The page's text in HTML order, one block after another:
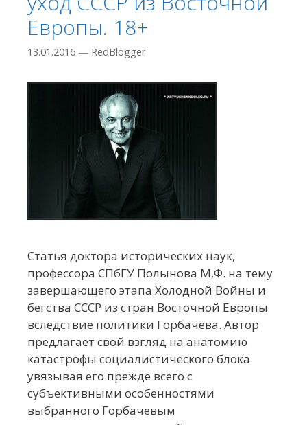
Европы. 18+
13.01.2016 — RedBlogger
Статья доктора исторических наук,
профессора СПбГУ Полынова М,Ф. на тему
завершающего этапа Холодной Войны и
бегства СССР из стран Восточной Европы
вследствие политики Горбачева. Автор
предлагает свой взгляд на анатомию
катастрофы социалистического блока
увязывая его прежде всего с
субъективными особенностями
выбранного Горбачевым